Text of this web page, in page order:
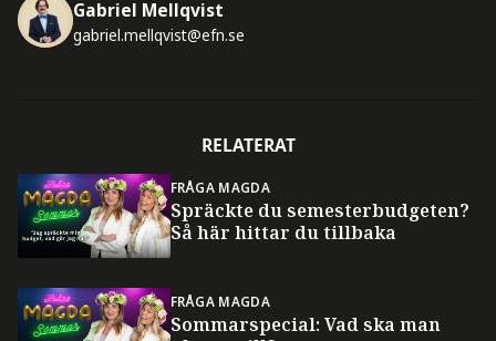
Gabriel Mellqvist
gabriel.mellqvist@efn.se
RELATERAT
FRÅGA MAGDA
Spräckte du semesterbudgeten?
Så här hittar du tillbaka
FRÅGA MAGDA
Sommarspecial: Vad ska man